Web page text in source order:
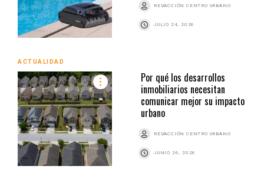
REDACCIÓN CENTRO URBANO
JULIO 24, 2026
ACTUALIDAD
Por qué los desarrollos
inmobiliarios necesitan
comunicar mejor su impacto
urbano
REDACCIÓN CENTRO URBANO
JUNIO 26, 2026